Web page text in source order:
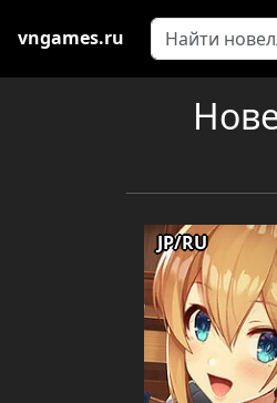
vngames.ru
JP/RU